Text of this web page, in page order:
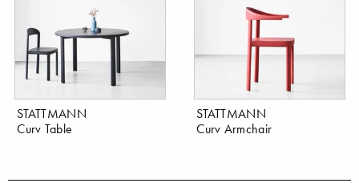
STATTMANN
Curv Table
STATTMANN
Curv Armchair